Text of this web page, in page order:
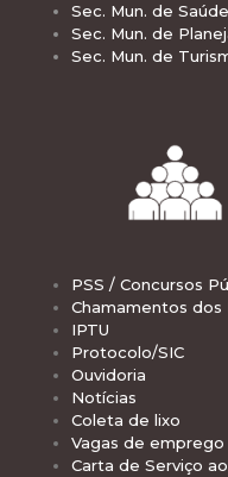
Sec. Mun. de Saúde
Sec. Mun. de
Sec. Mun. de
PSS / Concursos
Chamamentos dos
IPTU
Protocolo/SIC
Ouvidoria
Notícias
Coleta de lixo
Vagas de emprego
Carta de Serviço